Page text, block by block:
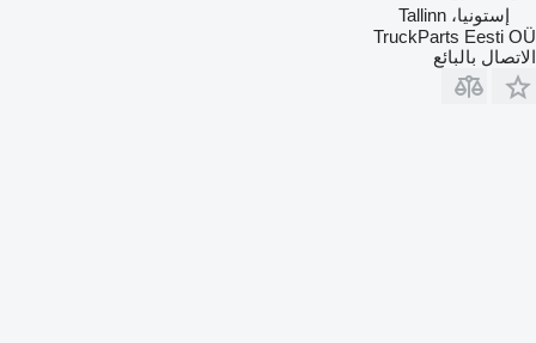
إستونيا، Tallinn
TruckParts Eesti OÜ
الاتصال بالبائع